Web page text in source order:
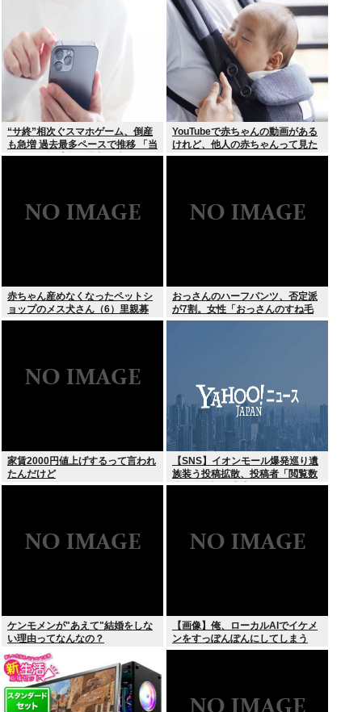
“サ終”相次ぐスマホゲーム、倒産
も急増 過去最多ペースで推移 「当
たれば一攫千金」過去の時代に
YouTubeで赤ちゃんの動画がある
けれど、他人の赤ちゃんって見た
いのか？
赤ちゃん産めなくなったペットシ
ョップのメス犬さん（6）里親募
集されてしまうwww
おっさんのハーフパンツ、否定派
が7割。女性「おっさんのすね毛
なんて見たくないじゃないですか
家賃2000円値上げするって言われ
たんだけど
【SNS】イオンモール爆発巡り遺
族装う投稿拡散、投稿者「閲覧数
稼ぎや承認欲求止まらなくなっ
ケンモメンが"あえて"結婚をしな
い理由ってなんなの？
【画像】俺、ローカルAIでイケメ
ンをすっぽんぽんにしてしまう
www